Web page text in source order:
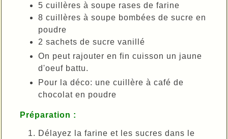
5 cuillères à soupe rases de farine
8 cuillères à soupe bombées de sucre en
poudre
2 sachets de sucre vanillé
On peut rajouter en fin cuisson un jaune
d'oeuf battu.
Pour la déco: une cuillère à café de
chocolat en poudre
Préparation :
Délayez la farine et les sucres dans le